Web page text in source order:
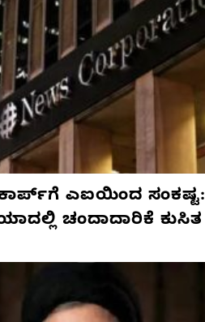
ಎಐಯಿಂದ ಸಂಕಷ್ಟ:
ಚಂದಾದಾರಿಕೆ ಕುಸಿತ